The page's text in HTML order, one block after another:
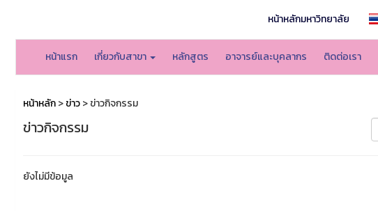
หน้าหลักมหาวิทยาลัย
หน้าแรก เกี่ยวกับสาขา หลักสูตร อาจารย์และบุคลากร ติดต่อเรา
หน้าหลัก>ข่าว> ข่าวกิจกรรม
ข่าวกิจกรรม
ยังไม่มีข้อมูล